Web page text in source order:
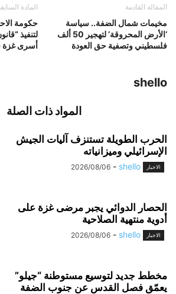
المادة
حكومة
لتنفيذ
أسرى غزة
المقالة القادمة
مخيمات شمال الضفة.. سياسة
‘الأرض المحروقة’ لتهجير 50 ألف
فلسطيني وتصفية حق العودة
shello
المواد ذات الصلة
الحرب الطويلة تستنزف آليات الجيش
الإسرائيلي وميزانياته
الاخبار shello
-
2026/08/06
الحصار الدوائي يجبر مرضى غزة على
أدوية منتهية الصلاحية
الاخبار shello
-
2026/08/06
مخطط جديد لتوسيع مستوطنة “جيلو”
يعمّق فصل القدس عن جنوب الضفة